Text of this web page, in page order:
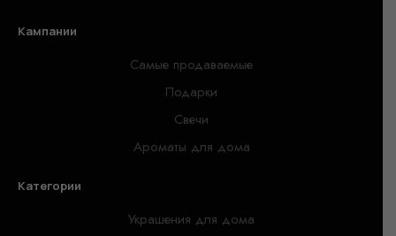
Кампании
Самые продаваемые
Подарки
Свечи
Ароматы для дома
Категории
Украшения для дома